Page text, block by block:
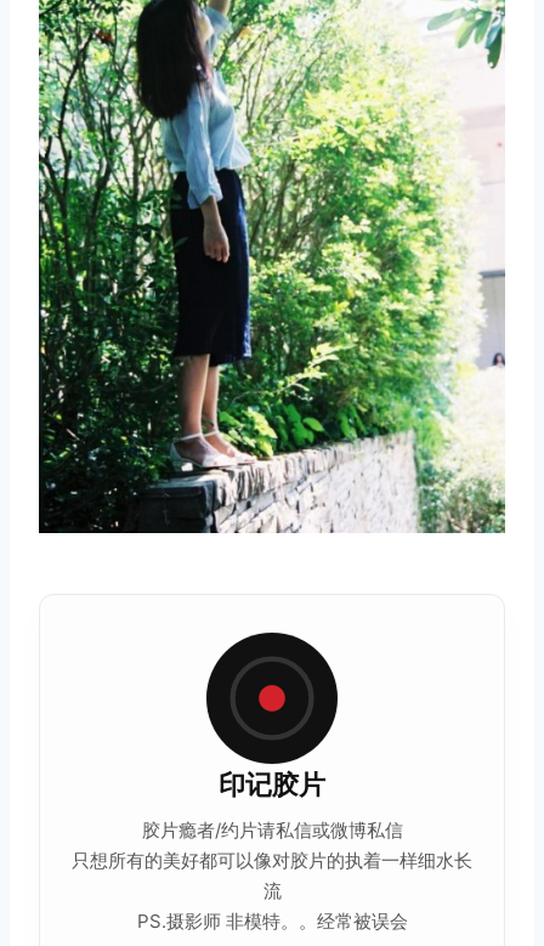
印记胶片
胶片瘾者/约片请私信或微博私信
只想所有的美好都可以像对胶片的执着一样细水长
流
PS.摄影师 非模特。。经常被误会